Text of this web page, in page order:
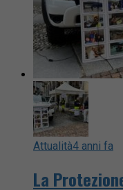
Attualità4 anni fa
La